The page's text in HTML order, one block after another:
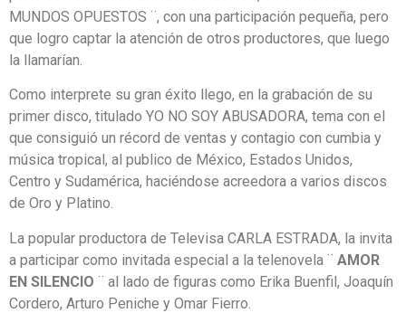
MUNDOS OPUESTOS ¨, con una participación pequeña, pero
que logro captar la atención de otros productores, que luego
la llamarían.
Como interprete su gran éxito llego, en la grabación de su
primer disco, titulado YO NO SOY ABUSADORA, tema con el
que consiguió un récord de ventas y contagio con cumbia y
música tropical, al publico de México, Estados Unidos,
Centro y Sudamérica, haciéndose acreedora a varios discos
de Oro y Platino.
La popular productora de Televisa CARLA ESTRADA, la invita
a participar como invitada especial a la telenovela ¨ AMOR
EN SILENCIO ¨ al lado de figuras como Erika Buenfil, Joaquín
Cordero, Arturo Peniche y Omar Fierro.